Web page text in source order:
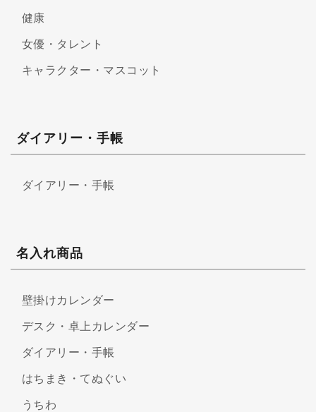
健康
女優・タレント
キャラクター・マスコット
ダイアリー・手帳
ダイアリー・手帳
名入れ商品
壁掛けカレンダー
デスク・卓上カレンダー
ダイアリー・手帳
はちまき・てぬぐい
うちわ